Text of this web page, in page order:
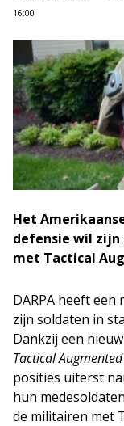
16:00
Het
defensie wil zijn
met Tactical
DARPA heeft
zijn soldaten in
Dankzij een
Tactical
posities uiterst
hun
de militairen met